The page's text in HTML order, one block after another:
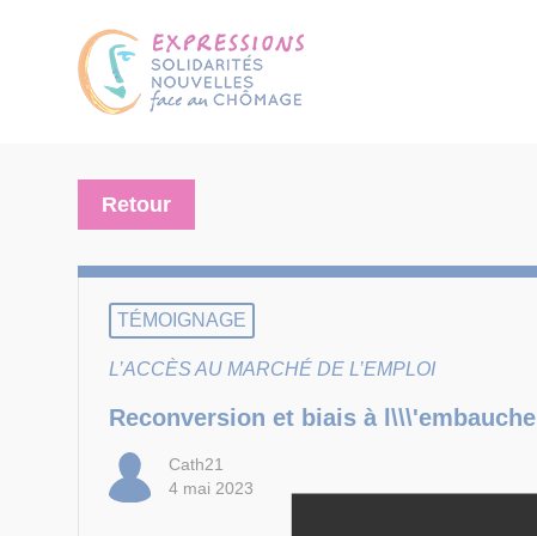
Retour
TÉMOIGNAGE
L’ACCÈS AU MARCHÉ DE L’EMPLOI
Reconversion et biais à l\\\'embauche
Cath21
4 mai 2023